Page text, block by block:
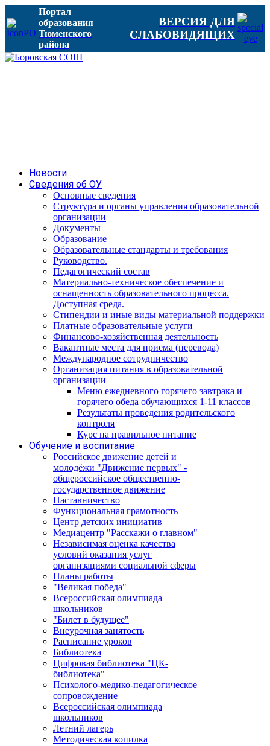
Портал
образования
Тюменского
района
ВЕРСИЯ ДЛЯ
СЛАБОВИДЯЩИХ
Новости
Сведения об ОУ
Основные сведения
Структура и органы управления образовательной
организации
Документы
Образование
Образовательные стандарты и требования
Руководство.
Педагогический состав
Материально-техническое обеспечение и
оснащенность образовательного процесса.
Доступная среда.
Стипендии и иные виды материальной поддержки
Платные образовательные услуги
Финансово-хозяйственная деятельность
Вакантные места для приема (перевода)
Международное сотрудничество
Организация питания в образовательной
организации
Меню ежедневного горячего завтрака и
горячего обеда обучающихся 1-11 классов
Результаты проведения родительского
контроля
Курс на правильное питание
Обучение и воспитание
Российское движение детей и
молодёжи "Движение первых" -
общероссийское общественно-
государственное движение
Наставничество
Функциональная грамотность
Центр детских инициатив
Медиацентр "Расскажи о главном"
Независимая оценка качества
условий оказания услуг
организациями социальной сферы
Планы работы
"Великая победа"
Всероссийская олимпиада
школьников
"Билет в будущее"
Внеурочная занятость
Расписание уроков
Библиотека
Цифровая библиотека "ЦК-
библиотека"
Психолого-медико-педагогическое
сопровождение
Всероссийская олимпиада
школьников
Летний лагерь
Методическая копилка